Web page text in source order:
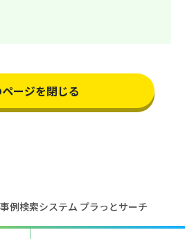
ージを閉じる
例検索システム プラっとサーチ